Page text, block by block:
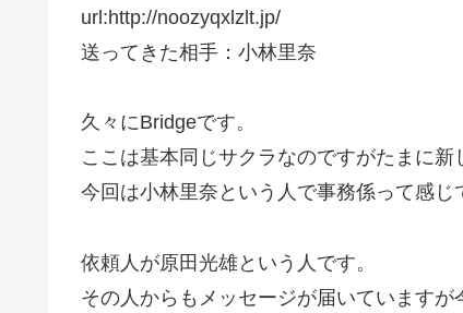
url:http://noozyqxlzlt.jp/
送ってきた相手：小林里奈
久々にBridgeです。
ここは基本同じサクラなのですがたまに新
今回は小林里奈という人で事務係って感じ
依頼人が原田光雄という人です。
その人からもメッセージが届いていますが